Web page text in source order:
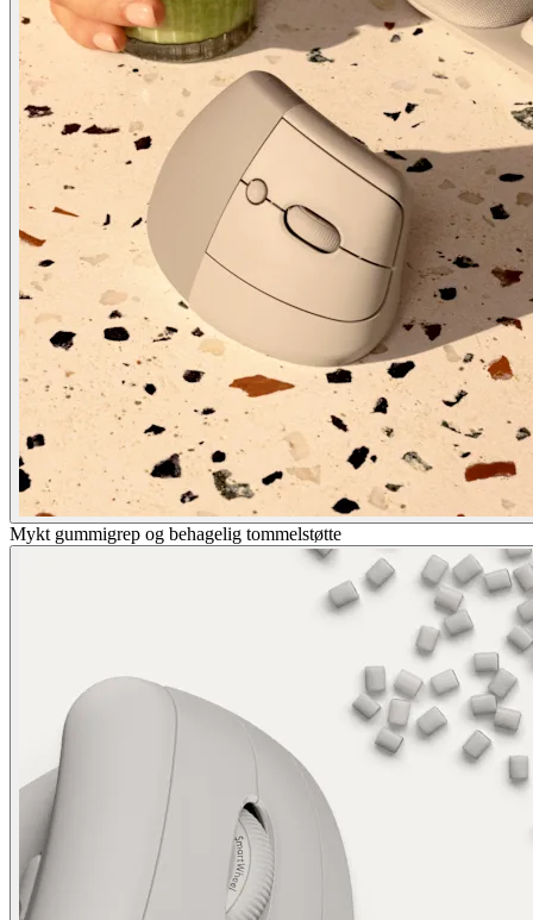
Mykt gummigrep og behagelig tommelstøtte